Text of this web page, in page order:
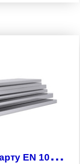
П
олоса стальная по стандарту EN 10149-2